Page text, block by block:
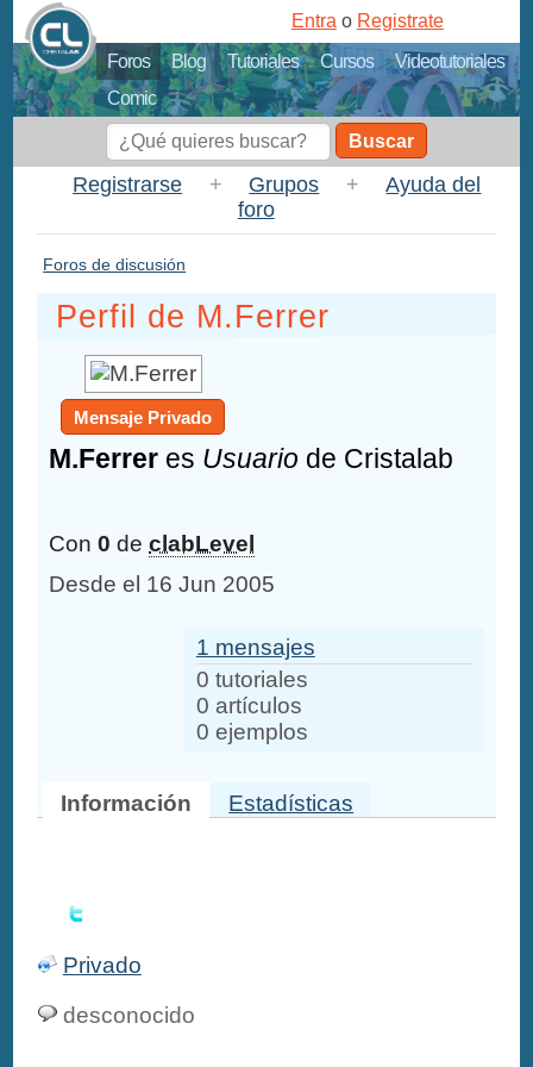
Foros Blog Tutoriales Cursos
Videotutoriales
Comic
Entra o Registrate
Buscar
Registrarse + Grupos +
Ayuda del
foro
Foros de discusión
Perfil de M.Ferrer
Mensaje Privado
M.Ferrer es Usuario de Cristalab
Con0 declabLevel
Desde el 16 Jun 2005
1 mensajes
0 tutoriales
0 artículos
0 ejemplos
Información Estadísticas
Privado
desconocido